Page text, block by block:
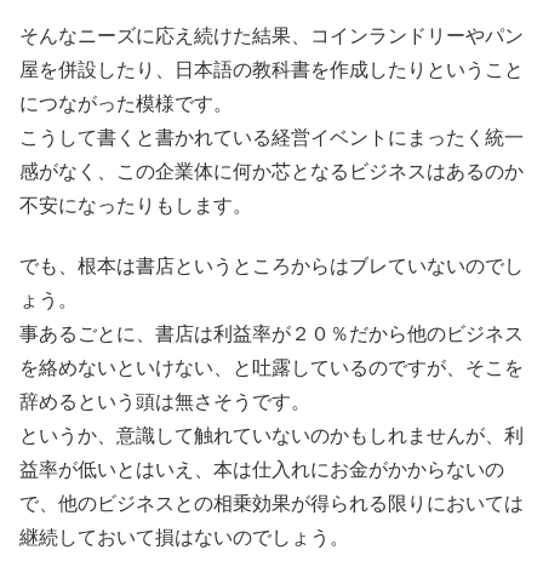
そんなニーズに応え続けた結果、コインランドリーやパン
屋を併設したり、日本語の教科書を作成したりということ
につながった模様です。
こうして書くと書かれている経営イベントにまったく統一
感がなく、この企業体に何か芯となるビジネスはあるのか
不安になったりもします。
でも、根本は書店というところからはブレていないのでし
ょう。
事あるごとに、書店は利益率が２０％だから他のビジネス
を絡めないといけない、と吐露しているのですが、そこを
辞めるという頭は無さそうです。
というか、意識して触れていないのかもしれませんが、利
益率が低いとはいえ、本は仕入れにお金がかからないの
で、他のビジネスとの相乗効果が得られる限りにおいては
継続しておいて損はないのでしょう。